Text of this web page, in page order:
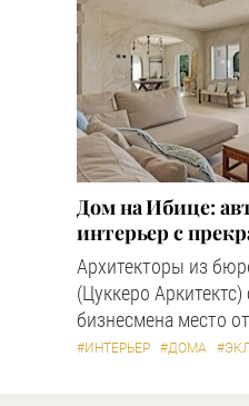
Дом на Ибице:
интерьер с
Архитекторы из
(Цуккеро
бизнесмена место
#ИНТЕРЬЕР #ДОМА